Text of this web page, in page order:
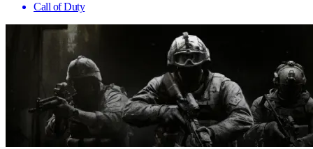
Call of Duty